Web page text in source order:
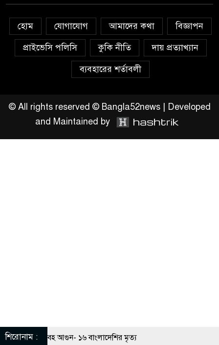
ক্যাটাগরিতে সেরা
সৌদি আরব ভিশন ২০৩০:মানে
নতুন বিনিয়োগ নতুন ব্যাবসা আর
নতুন কর্মসংস্হান এই সম্ভাবনা
কাজে লাগিয়ে এগিয়ে চলছে বাংলাদেশী ব্যাবসায়িরা
মনিরুজ্জামান শেখ জুয়েলের বিরুদ্ধে
দায়ের করা মিথ্যা চাঁদাবাজীর মামলা
হোম যোগাযোগ আমাদের কথা
বিজ্ঞাপন
প্রাইভেসি পলিসি
কুকি নীতি
দায় প্রত্যাখ্যান
ব্যবহারের শর্তাবলী
© All rights reserved © Bangla52news | Developed
and Maintained by
শিরোনাম :ভয়াবহ আগুন- ১৬ বাংলাদেশির মৃত্য